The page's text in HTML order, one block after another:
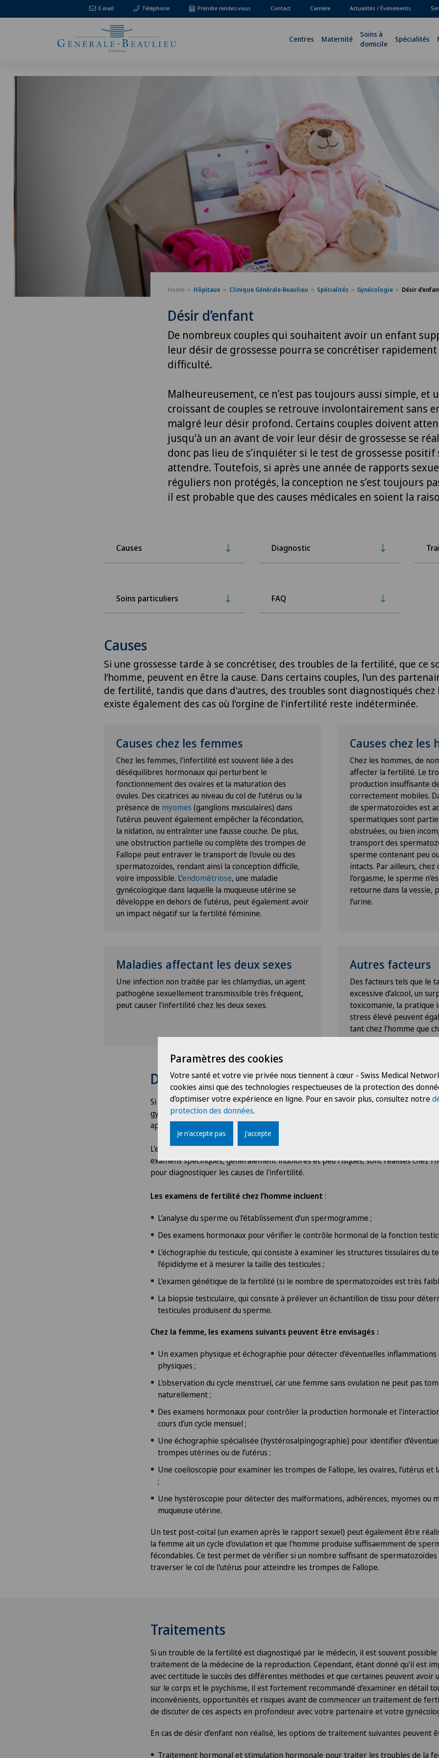
E-mail Téléphone Prendre rendez-vous Contact Carrière Actualités / Événements
Centres Maternité
Soins à
domicile
Spécialités
Home Hôpitaux Clinique Générale-Beaulieu Spécialités Gynécologie Désir
Désir d’enfant
De nombreux couples qui souhaitent avoir un enfant
leur désir de grossesse pourra se concrétiser rapidement
difficulté.
Malheureusement, ce n’est pas toujours aussi simple, et
croissant de couples se retrouve involontairement sans
malgré leur désir profond. Certains couples doivent
jusqu'à un an avant de voir leur désir de grossesse se
donc pas lieu de s’inquiéter si le test de grossesse positif
attendre. Toutefois, si après une année de rapports
réguliers non protégés, la conception ne s’est toujours
il est probable que des causes médicales en soient la
Causes Diagnostic
Soins particuliers FAQ
Causes
Si une grossesse tarde à se concrétiser, des troubles de la fertilité, que ce
l’homme, peuvent en être la cause. Dans certains couples, l'un des
de fertilité, tandis que dans d'autres, des troubles sont diagnostiqués chez
existe également des cas où l'orgine de l'infertilité reste indéterminée.
Causes chez les femmes
Chez les femmes, l'infertilité est souvent liée à des
déséquilibres hormonaux qui perturbent le
fonctionnement des ovaires et la maturation des
ovules. Des cicatrices au niveau du col de l’utérus ou la
présence de myomes (ganglions musculaires) dans
l’utérus peuvent également empêcher la fécondation,
la nidation, ou entraînter une fausse couche. De plus,
une obstruction partielle ou complète des trompes de
Fallope peut entraver le transport de l'ovule ou des
spermatozoïdes, rendant ainsi la conception difficile,
voire impossible. L’endométriose, une maladie
gynécologique dans laquelle la muqueuse utérine se
développe en dehors de l’utérus, peut également avoir
un impact négatif sur la fertilité féminine.
Causes chez les
Chez les hommes, de
affecter la fertilité. Le
production insuffisante
correctement mobiles.
de spermatozoïdes est
spermatiques sont
obstruées, ou bien
transport des
sperme contenant peu
intacts. Par ailleurs,
l'orgasme, le sperme
retourne dans la vessie,
l’urine.
Maladies affectant les deux sexes
Une infection non traitée par les chlamydias, un agent
pathogène sexuellement transmissible très fréquent,
peut causer l'infertilité chez les deux sexes.
Autres facteurs
Des facteurs tels que le
excessive d’alcool, un
toxicomanie, la pratique
stress élevé peuvent
tant chez l'homme que
Diagnostic
Si le désir d’enfant n’est pas satisfait après de nombreux mois, il est conseillé de
gynécologue pour identifier les causes possibles et, le cas échéant, envisager un
approprié.
L'examen commence par un entretien personnalisé entre le couple et le
examens spécifiques, généralement indolores et peu risqués, sont réalisés chez
pour diagnostiquer les causes de l'infertilité.
Les examens de fertilité chez l’homme incluent :
L’analyse du sperme ou l’établissement d’un spermogramme ;
Des examens hormonaux pour vérifier le contrôle hormonal de la fonction
L’échographie du testicule, qui consiste à examiner les structures tissulaires du
l’épididyme et à mesurer la taille des testicules ;
L’examen génétique de la fertilité (si le nombre de spermatozoïdes est très
La biopsie testiculaire, qui consiste à prélever un échantillon de tissu pour
testicules produisent du sperme.
Chez la femme, les examens suivants peuvent être envisagés :
Un examen physique et échographie pour détecter d’éventuelles inflammations
physiques ;
L'observation du cycle menstruel, car une femme sans ovulation ne peut pas
naturellement ;
Des examens hormonaux pour contrôler la production hormonale et
cours d'un cycle mensuel ;
Une échographie spécialisée (hystérosalpingographie) pour identifier
trompes utérines ou de l’utérus ;
Une coelioscopie pour examiner les trompes de Fallope, les ovaires, l’utérus et
;
Une hystéroscopie pour détecter des malformations, adhérences, myomes ou
muqueuse utérine.
Un test post-coïtal (un examen après le rapport sexuel) peut également être
la femme ait un cycle d'ovulation et que l'homme produise suffisaemment de
fécondables. Ce test permet de vérifier si un nombre suffisant de
traverser le col de l'utérus pour atteindre les trompes de Fallope.
Traitements
Si un trouble de la fertilité est diagnostiqué par le médecin, il est souvent possible
traitement de la médecine de la reproduction. Cependant, étant donné qu'il est
avec certitude le succès des différentes méthodes et que certaines peuvent avoir
sur le corps et le psychisme, il est fortement recommandé d’examiner en détail
inconvénients, opportunités et risques avant de commencer un traitement de
de discuter de ces aspects en profondeur avec votre partenaire et votre
En cas de désir d’enfant non réalisé, les options de traitement suivantes peuvent
Traitement hormonal et stimulation hormonale pour traiter les troubles de la
Paramètres des cookies
Votre santé et votre vie privée nous tiennent à cœur - Swiss Medical
cookies ainsi que des technologies respectueuses de la protection des
d'optimiser votre expérience en ligne. Pour en savoir plus, consultez notre
protection des données.
Je n'accepte pas J'accepte